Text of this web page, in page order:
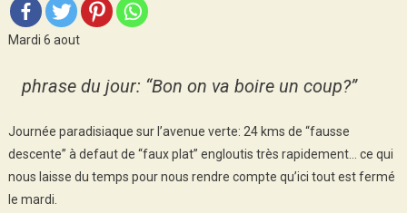
Mesnières
Bray!
Mardi 6 aout
phrase du jour: “Bon on va boire un coup?”
Journée paradisiaque sur l’avenue verte: 24 kms de “fausse
descente” à defaut de “faux plat” engloutis très rapidement… ce qui
nous laisse du temps pour nous rendre compte qu’ici tout est fermé
le mardi.